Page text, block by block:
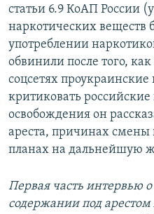
статьи 6.9 КоАП России
наркотических веществ
употреблении
обвинили после того,
соцсетях
критиковать российские
освобождения он
ареста, причинах смены
планах на дальнейшую
Первая часть интервью
содержании под